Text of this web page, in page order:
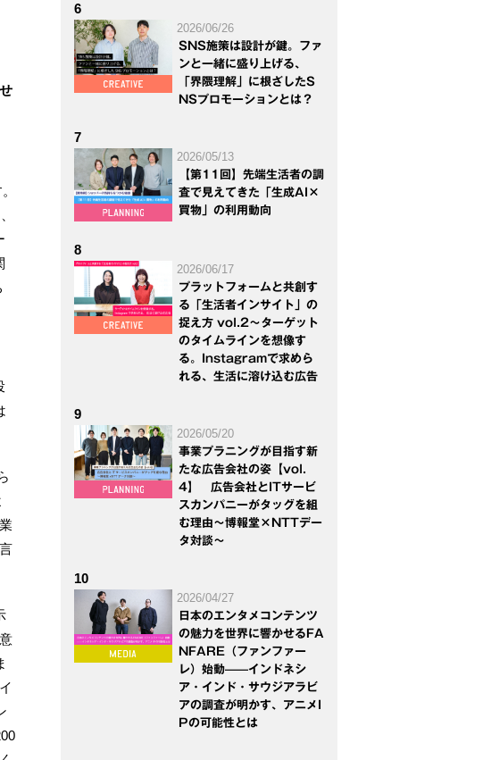
6
2026/06/26
SNS施策は設計が鍵。ファ
ンと一緒に盛り上げる、
「界隈理解」に根ざしたS
NSプロモーションとは？
7
2026/05/13
【第11回】先端生活者の調
査で見えてきた「生成AI×
買物」の利用動向
8
2026/06/17
プラットフォームと共創す
る「生活者インサイト」の
捉え方 vol.2～ターゲット
のタイムラインを想像す
る。Instagramで求めら
れる、生活に溶け込む広告
9
2026/05/20
事業プラニングが目指す新
たな広告会社の姿【vol.
4】 広告会社とITサービ
スカンパニーがタッグを組
む理由～博報堂×NTTデー
タ対談～
10
2026/04/27
日本のエンタメコンテンツ
の魅力を世界に響かせるFA
NFARE（ファンファー
レ）始動——インドネシ
ア・インド・サウジアラビ
アの調査が明かす、アニメI
Pの可能性とは